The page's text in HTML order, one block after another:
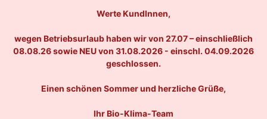
Werte KundInnen,
wegen Betriebsurlaub haben wir von 27.07 – einschließlich
08.08.26 sowie NEU von 31.08.2026 - einschl. 04.09.2026
geschlossen.
Einen schönen Sommer und herzliche Grüße,
Ihr Bio-Klima-Team